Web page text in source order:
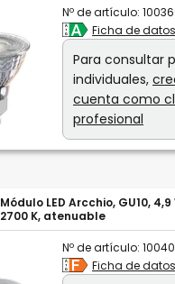
Nº de artículo:
Ficha de datos
Para consultar
individuales,
cuenta como
profesional
Módulo LED Arcchio, GU10,
2700 K, atenuable
Nº de artículo:
Ficha de datos